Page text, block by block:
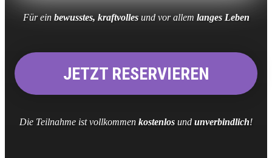
Für ein bewusstes, kraftvollesund vor allem langes Leben
JETZT RESERVIEREN
Die Teilnahme ist vollkommen kostenlos und unverbindlich!